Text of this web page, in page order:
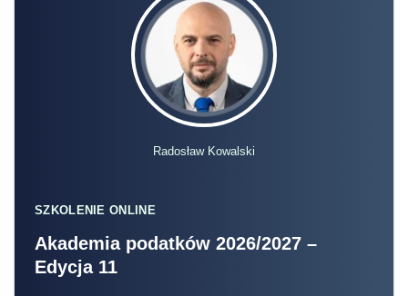
Radosław Kowalski
SZKOLENIE ONLINE
Akademia podatków 2026/2027 –
Edycja 11